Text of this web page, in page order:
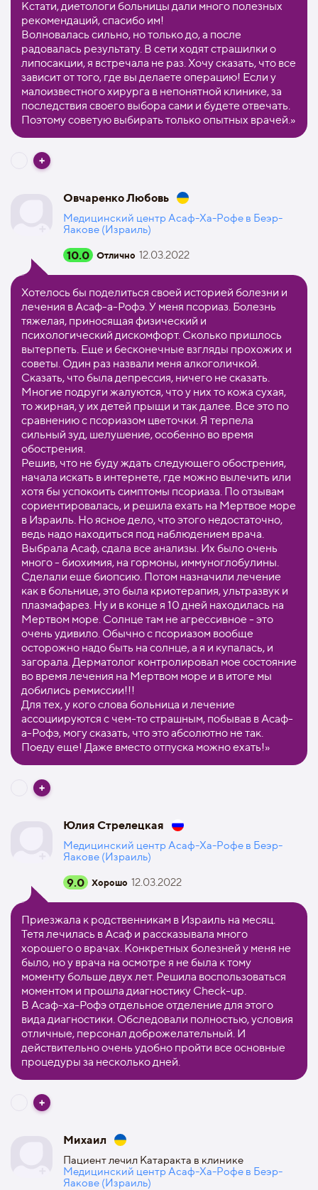
Кстати, диетологи больницы дали много полезных
рекомендаций, спасибо им!
Волновалась сильно, но только до, а после
радовалась результату. В сети ходят страшилки о
липосакции, я встречала не раз. Хочу сказать, что все
зависит от того, где вы делаете операцию! Если у
малоизвестного хирурга в непонятной клинике, за
последствия своего выбора сами и будете отвечать.
Поэтому советую выбирать только опытных врачей.»
Овчаренко Любовь
Медицинский центр Асаф-Ха-Рофе в Беэр-
Яакове (Израиль)
10.0 Отлично 12.03.2022
Хотелось бы поделиться своей историей болезни и
лечения в Асаф-а-Рофэ. У меня псориаз. Болезнь
тяжелая, приносящая физический и
психологический дискомфорт. Сколько пришлось
вытерпеть. Еще и бесконечные взгляды прохожих и
советы. Один раз назвали меня алкоголичкой.
Сказать, что была депрессия, ничего не сказать.
Многие подруги жалуются, что у них то кожа сухая,
то жирная, у их детей прыщи и так далее. Все это по
сравнению с псориазом цветочки. Я терпела
сильный зуд, шелушение, особенно во время
обострения.
Решив, что не буду ждать следующего обострения,
начала искать в интернете, где можно вылечить или
хотя бы успокоить симптомы псориаза. По отзывам
сориентировалась, и решила ехать на Мертвое море
в Израиль. Но ясное дело, что этого недостаточно,
ведь надо находиться под наблюдением врача.
Выбрала Асаф, сдала все анализы. Их было очень
много - биохимия, на гормоны, иммуноглобулины.
Сделали еще биопсию. Потом назначили лечение
как в больнице, это была криотерапия, ультразвук и
плазмафарез. Ну и в конце я 10 дней находилась на
Мертвом море. Солнце там не агрессивное - это
очень удивило. Обычно с псориазом вообще
осторожно надо быть на солнце, а я и купалась, и
загорала. Дерматолог контролировал мое состояние
во время лечения на Мертвом море и в итоге мы
добились ремиссии!!!
Для тех, у кого слова больница и лечение
ассоциируются с чем-то страшным, побывав в Асаф-
а-Рофэ, могу сказать, что это абсолютно не так.
Поеду еще! Даже вместо отпуска можно ехать!»
Юлия Стрелецкая
Медицинский центр Асаф-Ха-Рофе в Беэр-
Яакове (Израиль)
9.0 Хорошо 12.03.2022
Приезжала к родственникам в Израиль на месяц.
Тетя лечилась в Асаф и рассказывала много
хорошего о врачах. Конкретных болезней у меня не
было, но у врача на осмотре я не была к тому
моменту больше двух лет. Решила воспользоваться
моментом и прошла диагностику Check-up.
В Асаф-ха-Рофэ отдельное отделение для этого
вида диагностики. Обследовали полностью, условия
отличные, персонал доброжелательный. И
действительно очень удобно пройти все основные
процедуры за несколько дней.
Михаил
Пациент лечил Катаракта в клинике
Медицинский центр Асаф-Ха-Рофе в Беэр-
Яакове (Израиль)